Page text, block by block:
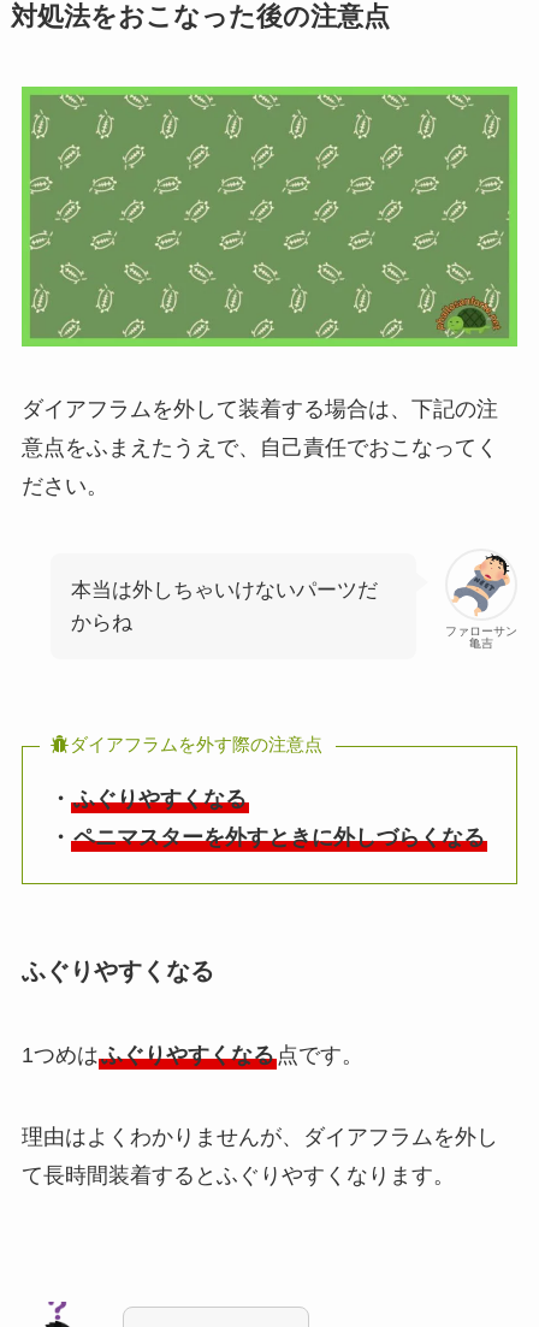
対処法をおこなった後の注意点
ダイアフラムを外して装着する場合は、下記の注
意点をふまえたうえで、自己責任でおこなってく
ださい。
ファローサン
亀吉
本当は外しちゃいけないパーツだ
からね
ダイアフラムを外す際の注意点
・ふぐりやすくなる
・ペニマスターを外すときに外しづらくなる
ふぐりやすくなる
1つめはふぐりやすくなる点です。
理由はよくわかりませんが、ダイアフラムを外し
て長時間装着するとふぐりやすくなります。